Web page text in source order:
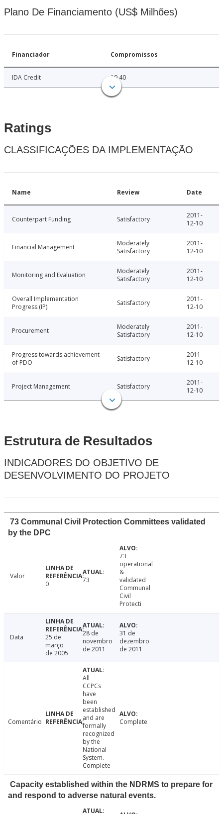
Plano De Financiamento (US$ Milhões)
Financiador Compromissos
IDA Credit 19.40
Ratings
CLASSIFICAÇÕES DA IMPLEMENTAÇÃO
Name Review Date
Counterpart Funding Satisfactory
2011-
12-10
Financial Management
Moderately
Satisfactory
2011-
12-10
Monitoring and Evaluation
Moderately
Satisfactory
2011-
12-10
Overall Implementation
Progress (IP)
Satisfactory
2011-
12-10
Procurement
Moderately
Satisfactory
2011-
12-10
Progress towards achievement
of PDO
Satisfactory
2011-
12-10
Project Management Satisfactory
2011-
12-10
Estrutura de Resultados
INDICADORES DO OBJETIVO DE
DESENVOLVIMENTO DO PROJETO
73 Communal Civil Protection Committees validated
by the DPC
Valor
0
73
73
operational
&
validated
Communal
Civil
Protecti
Data
25 de
março
de 2005
28 de
novembro
de 2011
31 de
dezembro
de 2011
Comentário
All
CCPCs
have
been
established
and are
formally
recognized
by the
National
System.
Complete
Complete
Capacity established within the NDRMS to prepare for
and respond to adverse natural events.